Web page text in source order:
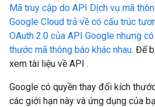
Mã truy cập do API Dịch vụ mã
Google Cloud trả về có cấu trúc
OAuth 2.0 của API Google nhưng
thước mã thông báo khác nhau. Để
xem tài liệu về API .
Google có quyền thay đổi kích
các giới hạn này và ứng dụng của